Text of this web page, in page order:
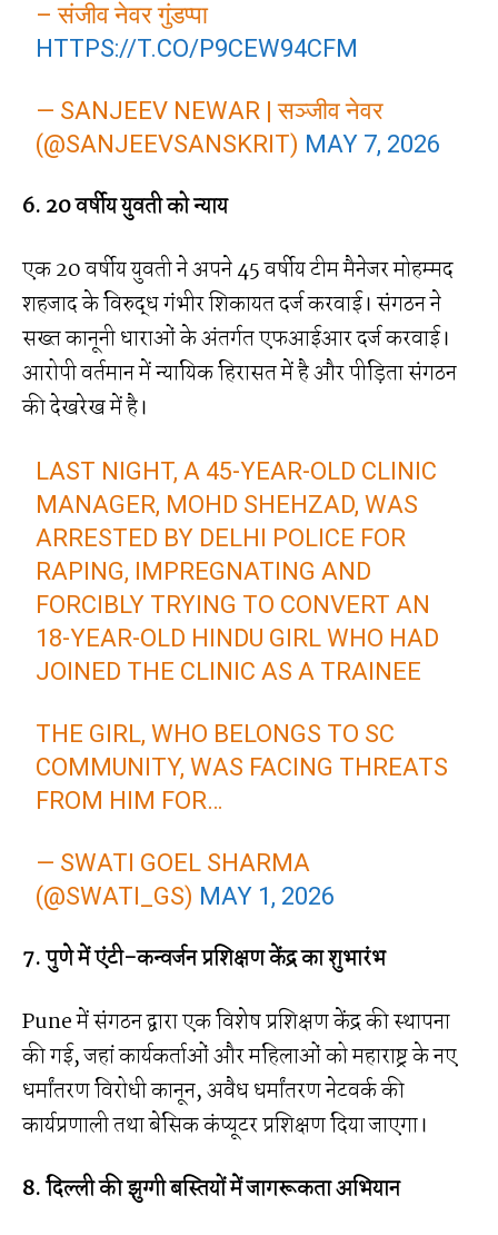
– संजीव नेवर गुंडप्पा
HTTPS://T.CO/P9CEW94CFM
— SANJEEV NEWAR | सञ्जीव नेवर
(@SANJEEVSANSKRIT) MAY 7, 2026
6. 20 वर्षीय युवती को न्याय
एक 20 वर्षीय युवती ने अपने 45 वर्षीय टीम मैनेजर मोहम्मद
शहजाद के विरुद्ध गंभीर शिकायत दर्ज करवाई। संगठन ने
सख्त कानूनी धाराओं के अंतर्गत एफआईआर दर्ज करवाई।
आरोपी वर्तमान में न्यायिक हिरासत में है और पीड़िता संगठन
की देखरेख में है।
LAST NIGHT, A 45-YEAR-OLD CLINIC
MANAGER, MOHD SHEHZAD, WAS
ARRESTED BY DELHI POLICE FOR
RAPING, IMPREGNATING AND
FORCIBLY TRYING TO CONVERT AN
18-YEAR-OLD HINDU GIRL WHO HAD
JOINED THE CLINIC AS A TRAINEE
THE GIRL, WHO BELONGS TO SC
COMMUNITY, WAS FACING THREATS
FROM HIM FOR…
— SWATI GOEL SHARMA
(@SWATI_GS) MAY 1, 2026
7. पुणे में एंटी-कन्वर्जन प्रशिक्षण केंद्र का शुभारंभ
Pune में संगठन द्वारा एक विशेष प्रशिक्षण केंद्र की स्थापना
की गई, जहां कार्यकर्ताओं और महिलाओं को महाराष्ट्र के नए
धर्मांतरण विरोधी कानून, अवैध धर्मांतरण नेटवर्क की
कार्यप्रणाली तथा बेसिक कंप्यूटर प्रशिक्षण दिया जाएगा।
8. दिल्ली की झुग्गी बस्तियों में जागरूकता अभियान